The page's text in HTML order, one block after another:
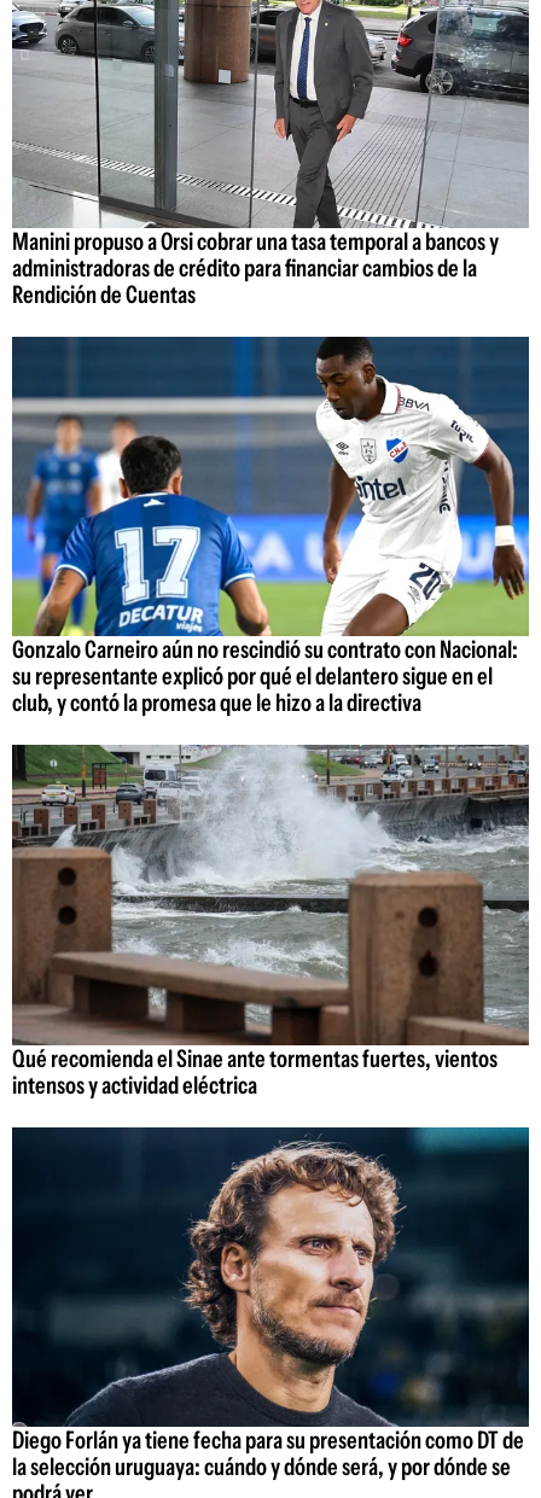
Manini propuso a Orsi cobrar una tasa temporal a bancos y
administradoras de crédito para financiar cambios de la
Rendición de Cuentas
Gonzalo Carneiro aún no rescindió su contrato con Nacional:
su representante explicó por qué el delantero sigue en el
club, y contó la promesa que le hizo a la directiva
Qué recomienda el Sinae ante tormentas fuertes, vientos
intensos y actividad eléctrica
Diego Forlán ya tiene fecha para su presentación como DT de
la selección uruguaya: cuándo y dónde será, y por dónde se